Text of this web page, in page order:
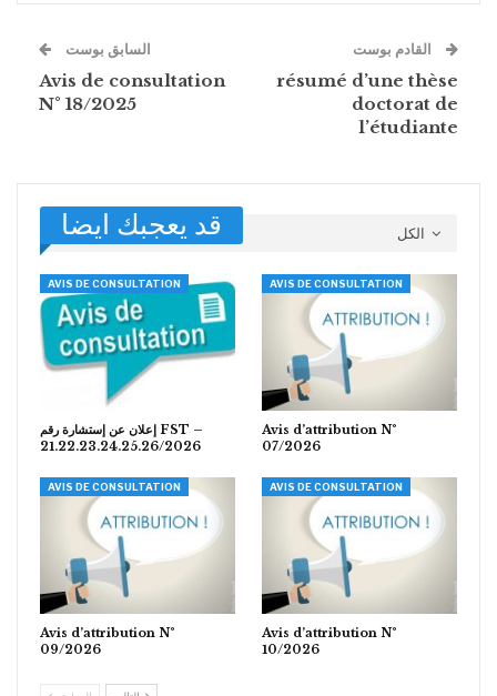
السابق بوست
Avis de consultation
N° 18/2025
résumé d’une thèse
doctorat de
l’étudiante
قد يعجبك ايضا
AVIS DE CONSULTATION
إعلان عن إستشارة رقم FST –
21.22.23.24.25.26/2026
AVIS DE CONSULTATION
Avis d’attribution N°
07/2026
AVIS DE CONSULTATION
Avis d’attribution N°
09/2026
AVIS DE CONSULTATION
Avis d’attribution N°
10/2026